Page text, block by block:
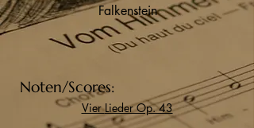
Falkenstein
Noten/Scores:
VierLieder Op. 43